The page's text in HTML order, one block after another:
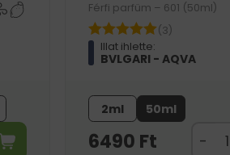
Férfi parfüm – 601 (50ml)
(3)
Illat ihlette:
BVLGARI - AQVA
2ml 50ml
6490 Ft